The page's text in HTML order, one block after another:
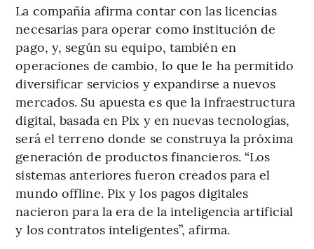
La compañía afirma contar con las licencias
necesarias para operar como institución de
pago, y, según su equipo, también en
operaciones de cambio, lo que le ha permitido
diversificar servicios y expandirse a nuevos
mercados. Su apuesta es que la infraestructura
digital, basada en Pix y en nuevas tecnologías,
será el terreno donde se construya la próxima
generación de productos financieros. “Los
sistemas anteriores fueron creados para el
mundo offline. Pix y los pagos digitales
nacieron para la era de la inteligencia artificial
y los contratos inteligentes”, afirma.